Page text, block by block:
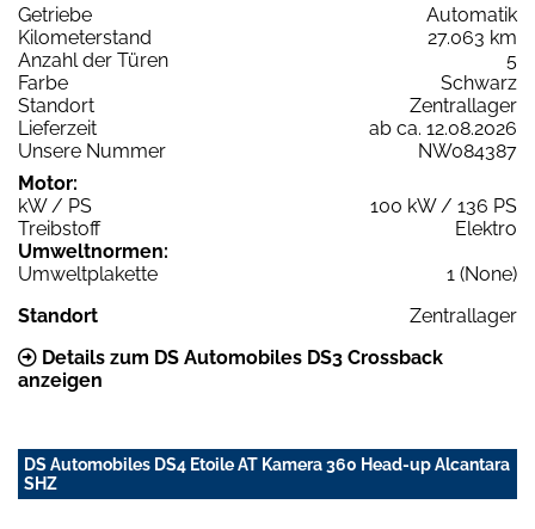
Getriebe
Automatik
Kilometerstand
27.063 km
Anzahl der Türen
5
Farbe
Schwarz
Standort
Zentrallager
Lieferzeit
ab ca. 12.08.2026
Unsere Nummer
NW084387
Motor:
kW / PS
100 kW / 136 PS
Treibstoff
Elektro
Umweltnormen:
Umweltplakette
1 (None)
Standort
Zentrallager
Details zum DS Automobiles DS3 Crossback
anzeigen
DS Automobiles DS4 Etoile AT Kamera 360 Head-up Alcantara
SHZ